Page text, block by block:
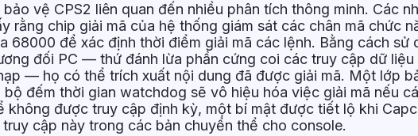
vệ CPS2 liên quan đến nhiều phân tích thông minh. Các
rằng chip giải mã của hệ thống giám sát các chân mã chức
68000 để xác định thời điểm giải mã các lệnh. Bằng cách sử
đối PC — thứ đánh lừa phần cứng coi các truy cập dữ liệu
— họ có thể trích xuất nội dung đã được giải mã. Một lớp
bộ đếm thời gian watchdog sẽ vô hiệu hóa việc giải mã nếu
không được truy cập định kỳ, một bí mật được tiết lộ khi
cập này trong các bản chuyển thể cho console.